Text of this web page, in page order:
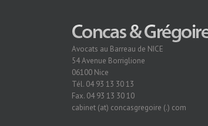
Avocats au Barreau de NICE
54 Avenue Borriglione
06100 Nice
Tél. 04 93 13 30 13
Fax. 04 93 13 30 10
cabinet (at) concasgregoire (.) com